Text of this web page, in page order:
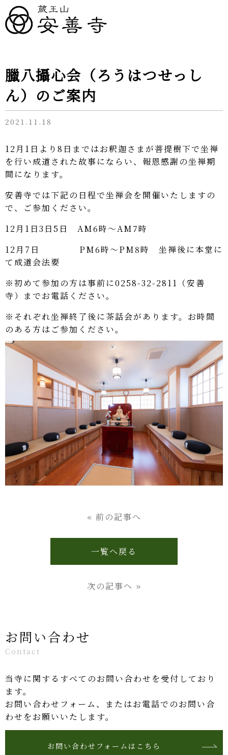
臘八攝心会（ろうはつせっし
ん）のご案内
2021.11.18
12月1日より8日まではお釈迦さまが菩提樹下で坐禅
を行い成道された故事にならい、報恩感謝の坐禅期
間になります。
安善寺では下記の日程で坐禅会を開催いたしますの
で、ご参加ください。
12月1日3日5日 AM6時～AM7時
12月7日 PM6時～PM8時 坐禅後に本堂に
て成道会法要
※初めて参加の方は事前に0258-32-2811（安善
寺）までお電話ください。
※それぞれ坐禅終了後に茶話会があります。お時間
のある方はご参加ください。
« 前の記事へ
一覧へ戻る
次の記事へ »
お問い合わせ
Contact
当寺に関するすべてのお問い合わせを受付しており
ます。
お問い合わせフォーム、またはお電話でのお問い合
わせをお願いいたします。
お問い合わせフォームはこちら